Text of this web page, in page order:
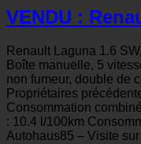
VENDU :
Renault Laguna 1.6
Boîte manuelle, 5
non fumeur, double de
Propriétaires
Consommation
: 10.4 l/100km
Autohaus85 – Visite